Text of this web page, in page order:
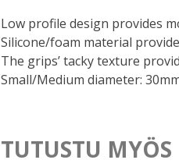
Low profile design provides
Silicone/foam material
The grips’ tacky texture
Small/Medium diameter:
TUTUSTU MYÖS